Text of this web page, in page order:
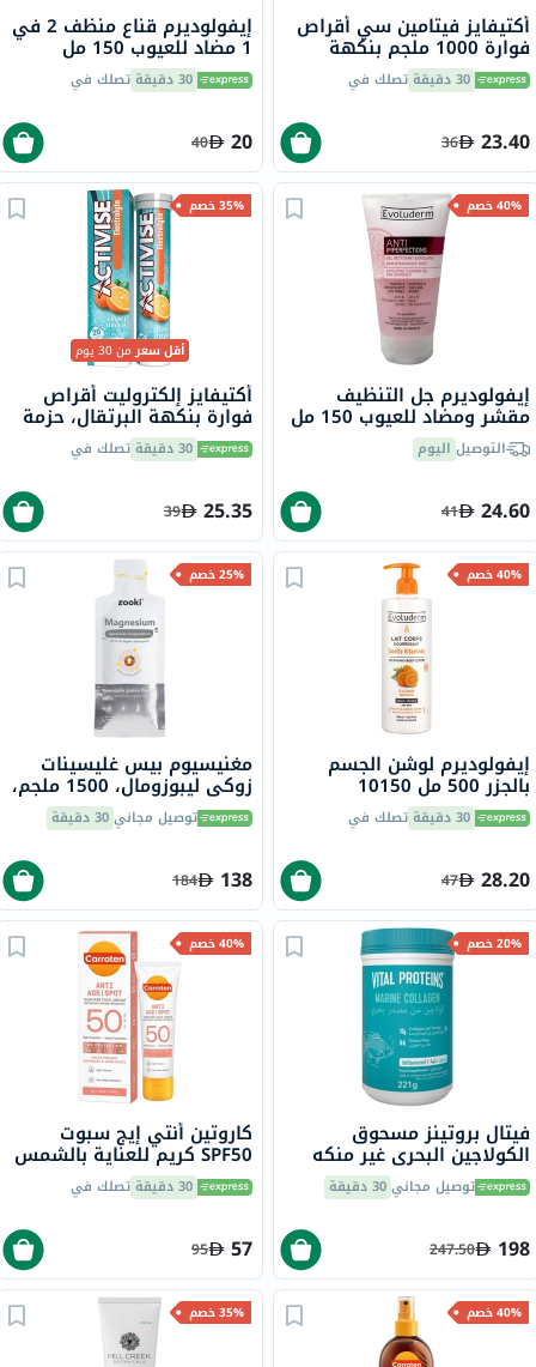
أكتيفايز فيتامين سي أقراص
فوارة 1000 ملجم بنكهة
البرتقال حزمة من 20
30 دقيقة تصلك في
23.40
36
إيفولوديرم قناع منظف 2 في
1 مضاد للعيوب 150 مل
17323 30 دقيقة تصلك في
20
40
40% خصم
إيفولوديرم جل التنظيف
مقشر ومضاد للعيوب 150 مل
17322
التوصيل اليوم
24.60
41
35% خصم
أقل سعرمن 30 يوم
أكتيفايز إلكتروليت أقراص
فوارة بنكهة البرتقال، حزمة
من 20 30 دقيقة تصلك في
25.35
39
40% خصم
إيفولوديرم لوشن الجسم
بالجزر 500 مل 10150
30 دقيقة تصلك في
28.20
47
25% خصم
مغنيسيوم بيس غليسينات
زوكي ليبوزومال، 1500 ملجم،
للأطفال، أكياس سائلة 15 مل
توصيل مجاني30 دقيقة
138
184
20% خصم
فيتال بروتينز مسحوق
الكولاجين البحري غير منكه
جرام توصيل مجاني30 دقيقة
198
247.50
40% خصم
كاروتين أنتي إيج سبوت
SPF50 كريم للعناية بالشمس
للوجه للتجاعيد والبقع الداكنة
50 مل 30 دقيقة تصلك في
57
95
40% خصم 35% خصم